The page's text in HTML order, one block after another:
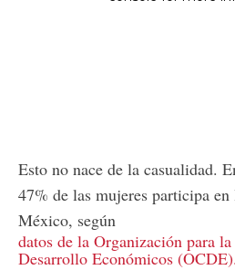
Esto no nace de la casualidad.
47% de las mujeres participa
México, según
datos de la Organización para
Desarrollo Económicos (OCDE).